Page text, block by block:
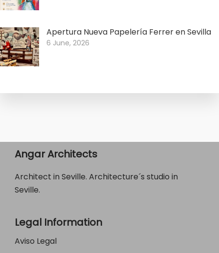
Apertura Nueva Papelería Ferrer en Sevilla
6 June, 2026
Angar Architects
Architect in Seville. Architecture´s studio in
Seville.
Legal Information
Aviso Legal